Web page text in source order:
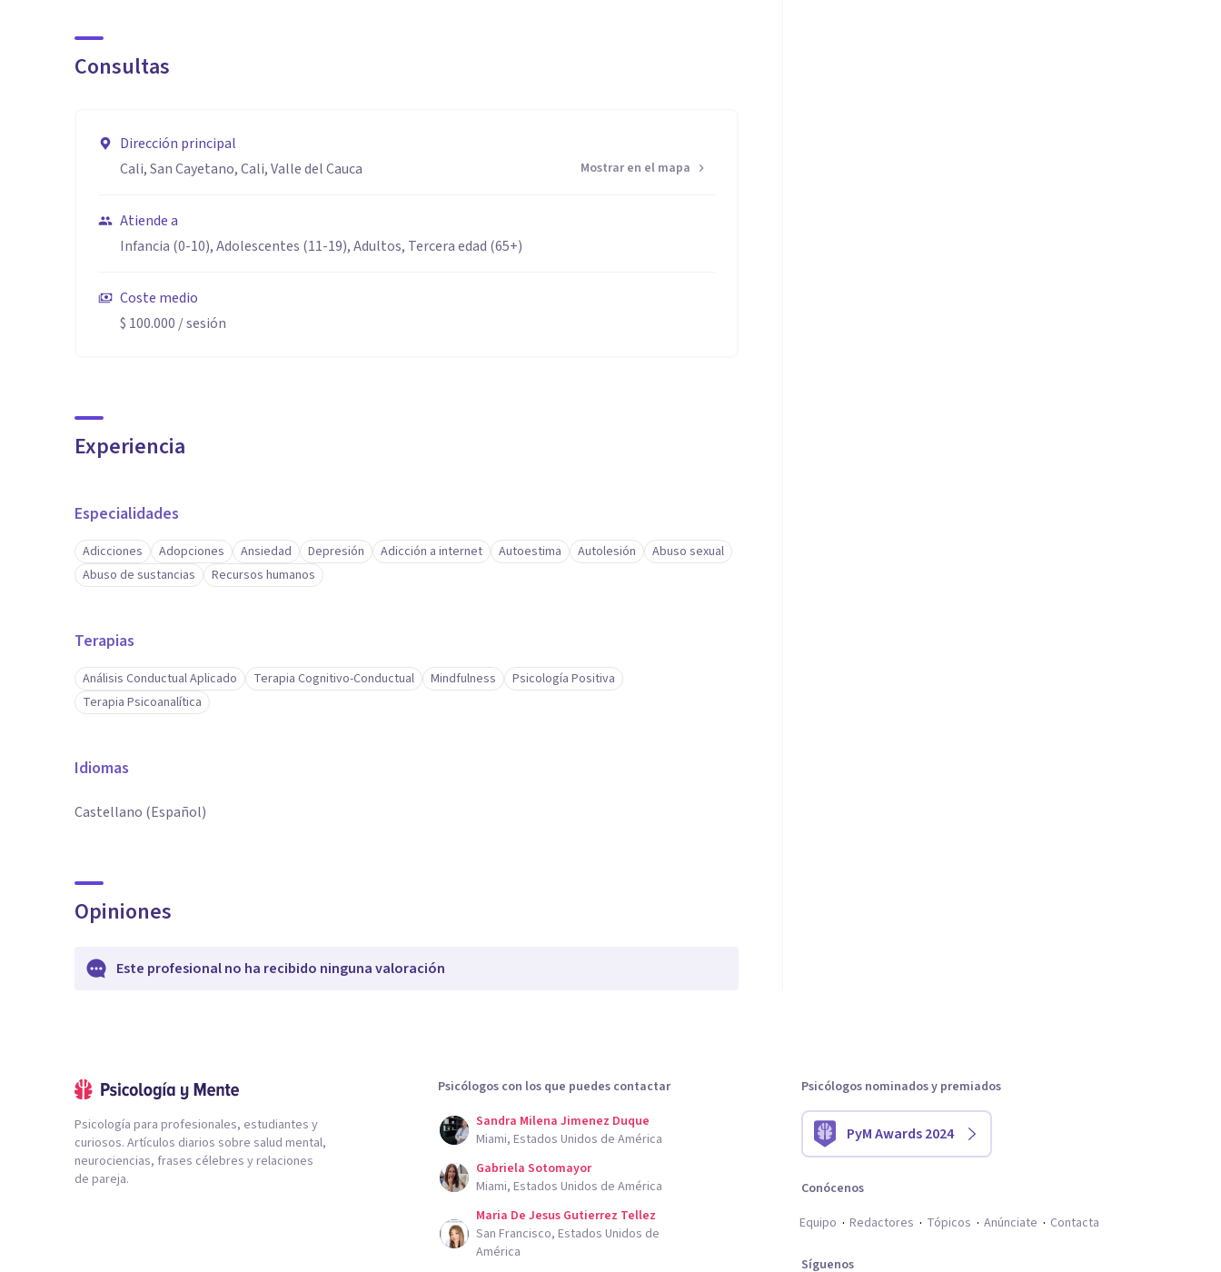
Consultas
Dirección principal
Cali, San Cayetano, Cali, Valle del Cauca
Mostrar en el mapa
Atiende a
Infancia (0-10), Adolescentes (11-19), Adultos, Tercera edad (65+)
Coste medio
$ 100.000 / sesión
Experiencia
Especialidades
Adicciones Adopciones Ansiedad Depresión Adicción a internet Autoestima Autolesión
Abuso sexual
Abuso de sustancias
Recursos humanos
Terapias
Análisis Conductual Aplicado Terapia Cognitivo-Conductual Mindfulness
Psicología Positiva
Terapia Psicoanalítica
Idiomas
Castellano (Español)
Opiniones
Este profesional no ha recibido ninguna valoración
Psicología para profesionales, estudiantes y
curiosos. Artículos diarios sobre salud mental,
neurociencias, frases célebres y relaciones
de pareja.
Psicólogos con los que puedes contactar
Sandra Milena Jimenez Duque
Miami, Estados Unidos de América
Gabriela Sotomayor
Miami, Estados Unidos de América
Maria De Jesus Gutierrez Tellez
San Francisco, Estados Unidos de
América
Psicólogos nominados y premiados
PyM Awards 2024
Conócenos
Equipo
Redactores Tópicos Anúnciate Contacta
Síguenos